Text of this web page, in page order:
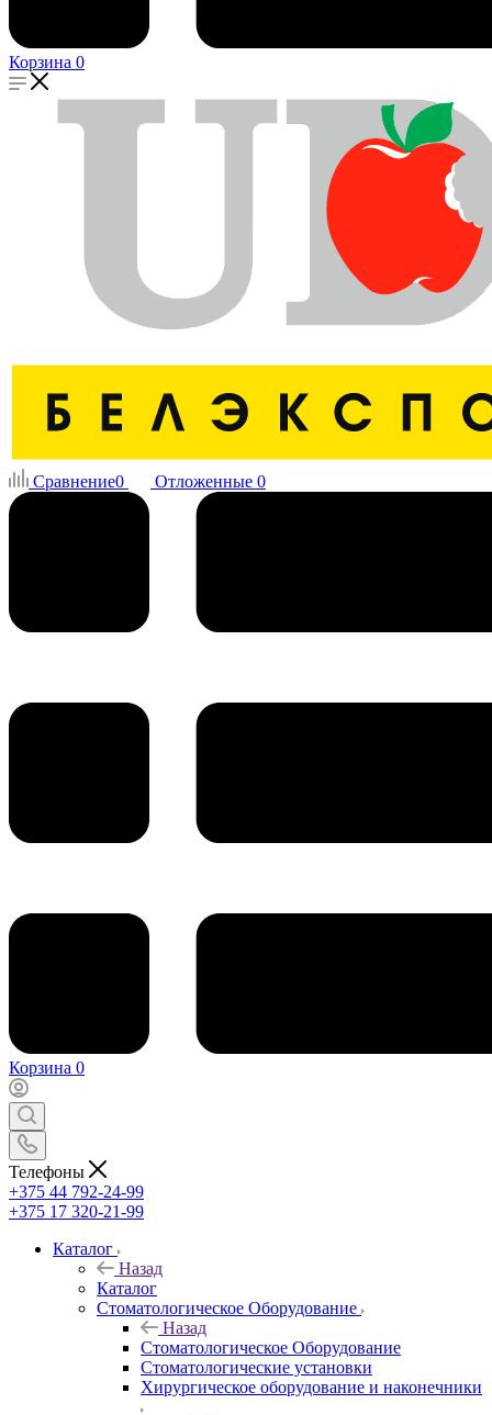
Корзина 0
Сравнение0 Отложенные 0
Корзина 0
Телефоны
+375 44 792-24-99
+375 17 320-21-99
Каталог
Назад
Каталог
Стоматологическое Оборудование
Назад
Стоматологическое Оборудование
Стоматологические установки
Хирургическое оборудование и наконечники